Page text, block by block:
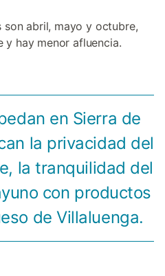
son abril, mayo y octubre,
y hay menor afluencia.
en Sierra de
la privacidad del
la tranquilidad del
con productos
de Villaluenga.